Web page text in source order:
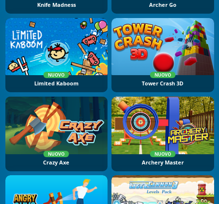
Knife Madness Archer Go
NUOVO
Limited Kaboom
NUOVO
Tower Crash 3D
NUOVO
Crazy Axe
NUOVO
Archery Master